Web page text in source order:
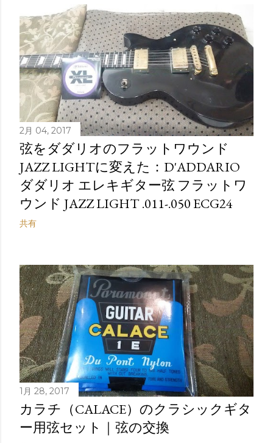
2月 04, 2017
弦をダダリオのフラットワウンド
JAZZ LIGHTに変えた：D'ADDARIO
ダダリオ エレキギター弦 フラットワ
ウンド JAZZ LIGHT .011-.050 ECG24
共有
1月 28, 2017
カラチ（CALACE）のクラシックギタ
ー用弦セット｜弦の交換